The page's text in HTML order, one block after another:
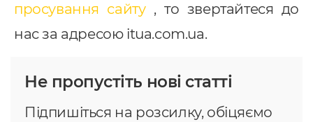
просування сайту, то звертайтеся до
нас за адресою itua.com.ua.
Не пропустіть нові статті
Підпишіться на розсилку, обіцяємо